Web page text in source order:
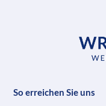
So erreichen Sie uns